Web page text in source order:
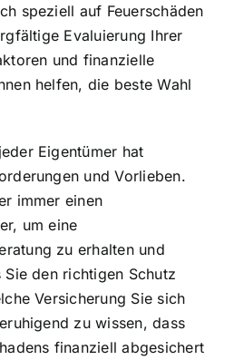
speziell auf Feuerschäden
Evaluierung Ihrer
und finanzielle
helfen, die beste Wahl
Eigentümer hat
und Vorlieben.
immer einen
um eine
zu erhalten und
den richtigen Schutz
Versicherung Sie sich
zu wissen, dass
finanziell abgesichert